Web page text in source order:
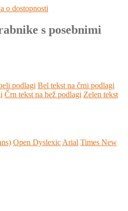
o dostopnosti
s posebnimi
podlagi Bel tekst na črni podlagi
Črn tekst na bež podlagi Zelen tekst
Open Dyslexic Arial Times New